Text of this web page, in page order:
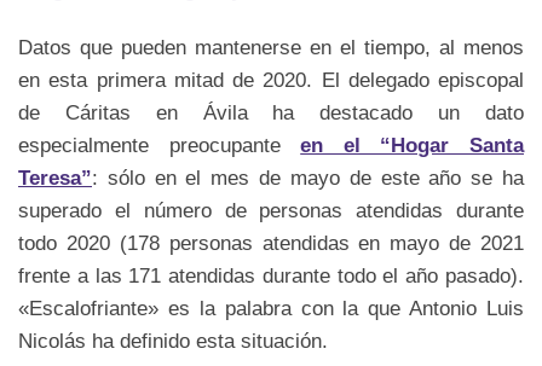
Datos que pueden mantenerse en el tiempo, al menos
en esta primera mitad de 2020. El delegado episcopal
de Cáritas en Ávila ha destacado un dato
especialmente preocupanteen el “Hogar Santa
Teresa”: sólo en el mes de mayo de este año se ha
superado el número de personas atendidas durante
todo 2020 (178 personas atendidas en mayo de 2021
frente a las 171 atendidas durante todo el año pasado).
«Escalofriante» es la palabra con la que Antonio Luis
Nicolás ha definido esta situación.